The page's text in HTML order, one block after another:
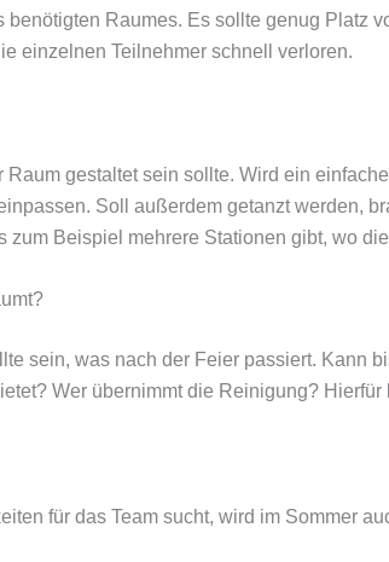
Raumes. Es sollte genug
einzelnen Teilnehmer schnell verloren.
gestaltet sein sollte. Wird ein
Soll außerdem getanzt werden,
Beispiel mehrere Stationen gibt, wo
sein, was nach der Feier passiert. Kann
Wer übernimmt die Reinigung?
für das Team sucht, wird im Sommer